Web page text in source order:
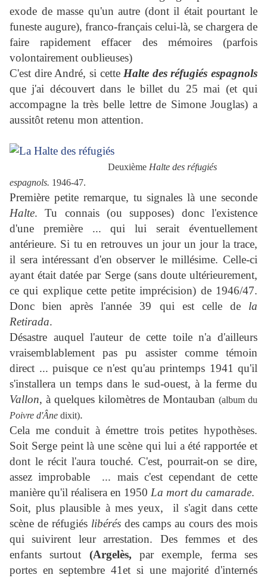
exode de masse qu'un autre (dont il était pourtant le
funeste augure), franco-français celui-là, se chargera de
faire rapidement effacer des mémoires (parfois
volontairement oublieuses)
C'est dire André, si cette Halte des réfugiés espagnols
que j'ai découvert dans le billet du 25 mai (et qui
accompagne la très belle lettre de Simone Jouglas) a
aussitôt retenu mon attention.
Deuxième Halte des réfugiés
espagnols. 1946-47.
Première petite remarque, tu signales là une seconde
Halte. Tu connais (ou supposes) donc l'existence
d'une première ... qui lui serait éventuellement
antérieure. Si tu en retrouves un jour un jour la trace,
il sera intéressant d'en observer le millésime. Celle-ci
ayant était datée par Serge (sans doute ultérieurement,
ce qui explique cette petite imprécision) de 1946/47.
Donc bien après l'année 39 qui est celle de la
Retirada.
Désastre auquel l'auteur de cette toile n'a d'ailleurs
vraisemblablement pas pu assister comme témoin
direct ... puisque ce n'est qu'au printemps 1941 qu'il
s'installera un temps dans le sud-ouest, à la ferme du
Vallon, à quelques kilomètres de Montauban(album du
Poivre d'Âne dixit).
Cela me conduit à émettre trois petites hypothèses.
Soit Serge peint là une scène qui lui a été rapportée et
dont le récit l'aura touché. C'est, pourrait-on se dire,
assez improbable ... mais c'est cependant de cette
manière qu'il réalisera en 1950 La mort du camarade.
Soit, plus plausible à mes yeux, il s'agit dans cette
scène de réfugiés libérés des camps au cours des mois
qui suivirent leur arrestation. Des femmes et des
enfants surtout (Argelès, par exemple, ferma ses
portes en septembre 41et si une majorité d'internés